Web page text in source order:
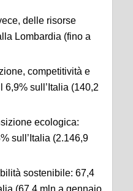
delle risorse
Lombardia (fino a
competitività e
6,9% sull’Italia (140,2
ecologica:
sull’Italia (2.146,9
sostenibile: 67,4